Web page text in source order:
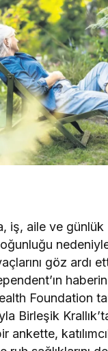
iş, aile ve günlük
göz ardı
Foundation
Birleşik
ankette,